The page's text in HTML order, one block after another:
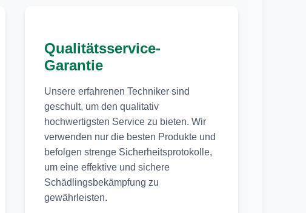
Qualitätsservice-
Garantie
Unsere erfahrenen Techniker sind
geschult, um den qualitativ
hochwertigsten Service zu bieten. Wir
verwenden nur die besten Produkte und
befolgen strenge Sicherheitsprotokolle,
um eine effektive und sichere
Schädlingsbekämpfung zu
gewährleisten.